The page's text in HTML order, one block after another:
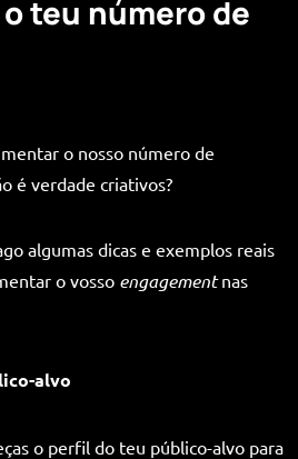
teu número de
o nosso número de
é verdade criativos?
algumas dicas e exemplos reais
o vosso engagementnas
alvo
o perfil do teu público-alvo para